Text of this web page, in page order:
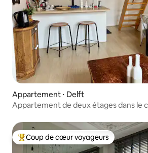
Appartement ⋅ Delft
Appartement de deux étages dans le
Coups de cœur voyageurs les plus
Coup de cœur voyageurs